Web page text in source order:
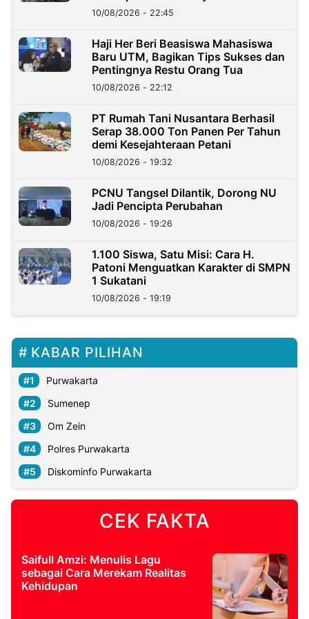
10/08/2026 - 22:45
Haji Her Beri Beasiswa Mahasiswa
Baru UTM, Bagikan Tips Sukses dan
Pentingnya Restu Orang Tua
10/08/2026 - 22:12
PT Rumah Tani Nusantara Berhasil
Serap 38.000 Ton Panen Per Tahun
demi Kesejahteraan Petani
10/08/2026 - 19:32
PCNU Tangsel Dilantik, Dorong NU
Jadi Pencipta Perubahan
10/08/2026 - 19:26
1.100 Siswa, Satu Misi: Cara H.
Patoni Menguatkan Karakter di SMPN
1 Sukatani
10/08/2026 - 19:19
KABAR PILIHAN
Purwakarta
Sumenep
Om Zein
Polres Purwakarta
Diskominfo Purwakarta
CEK FAKTA
Saifull Amzi: Menulis Lagu
sebagai Cara Merekam Realitas
Kehidupan